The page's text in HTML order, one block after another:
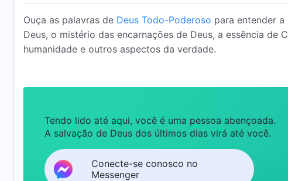
Ouça as palavras de Deus Todo-Poderoso para entender
Deus, o mistério das encarnações de Deus, a essência
humanidade e outros aspectos da verdade.
Tendo lido até aqui, você é uma pessoa abençoada.
A salvação de Deus dos últimos dias virá até você.
Conecte-se conosco no
Messenger